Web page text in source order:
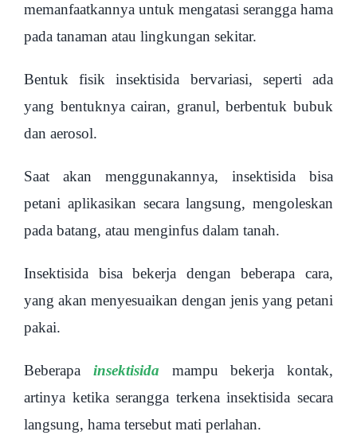
memanfaatkannya untuk mengatasi serangga hama
pada tanaman atau lingkungan sekitar.
Bentuk fisik insektisida bervariasi, seperti ada
yang bentuknya cairan, granul, berbentuk bubuk
dan aerosol.
Saat akan menggunakannya, insektisida bisa
petani aplikasikan secara langsung, mengoleskan
pada batang, atau menginfus dalam tanah.
Insektisida bisa bekerja dengan beberapa cara,
yang akan menyesuaikan dengan jenis yang petani
pakai.
Beberapa insektisida mampu bekerja kontak,
artinya ketika serangga terkena insektisida secara
langsung, hama tersebut mati perlahan.